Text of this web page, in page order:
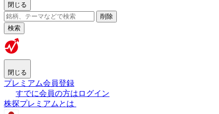
閉じる
削除
検索
閉じる
プレミアム会員登録
すでに会員の方はログイン
株探プレミアムとは